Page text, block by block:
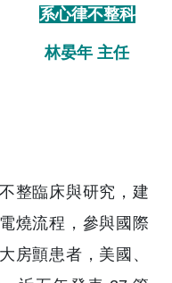
系心律不整科
林晏年 主任
整臨床與研究，建
燒流程，參與國際
房顫患者，美國、